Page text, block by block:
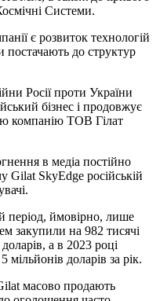
Системи.
є розвиток технологій
постачають до структур
Росії проти України
бізнес і продовжує
компанію ТОВ Гілат
в медіа постійно
Gilat SkyEdge російській
період, ймовірно, лише
закупили на 982 тисячі
а в 2023 році
мільйонів доларів за рік.
масово продають